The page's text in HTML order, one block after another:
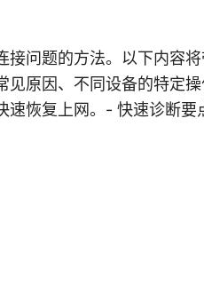
问题的方法。以下内容
原因、不同设备的特定
速恢复上网。- 快速诊断要